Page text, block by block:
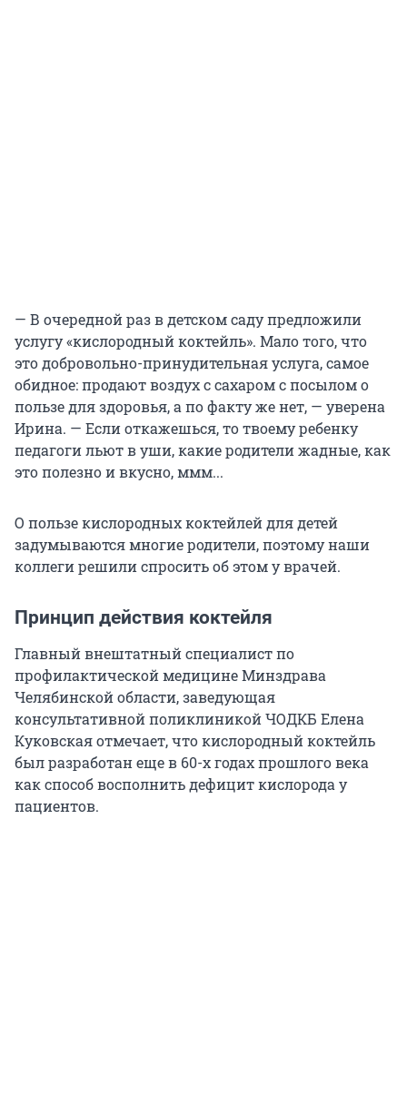
— В очередной раз в детском саду предложили
услугу «кислородный коктейль». Мало того, что
это добровольно-принудительная услуга, самое
обидное: продают воздух с сахаром с посылом о
пользе для здоровья, а по факту же нет, — уверена
Ирина. — Если откажешься, то твоему ребенку
педагоги льют в уши, какие родители жадные, как
это полезно и вкусно, ммм...
О пользе кислородных коктейлей для детей
задумываются многие родители, поэтому наши
коллеги решили спросить об этом у врачей.
Принцип действия коктейля
Главный внештатный специалист по
профилактической медицине Минздрава
Челябинской области, заведующая
консультативной поликлиникой ЧОДКБ Елена
Куковская отмечает, что кислородный коктейль
был разработан еще в 60-х годах прошлого века
как способ восполнить дефицит кислорода у
пациентов.